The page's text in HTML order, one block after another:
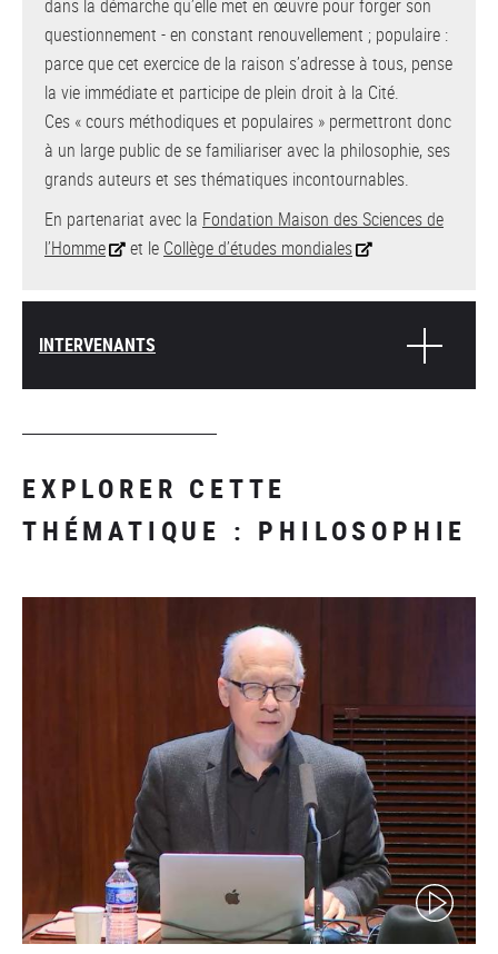
dans la démarche qu’elle met en œuvre pour forger son
questionnement - en constant renouvellement ; populaire :
parce que cet exercice de la raison s’adresse à tous, pense
la vie immédiate et participe de plein droit à la Cité.
Ces « cours méthodiques et populaires » permettront donc
à un large public de se familiariser avec la philosophie, ses
grands auteurs et ses thématiques incontournables.
En partenariat avec la Fondation Maison des Sciences de
l’Homme
et le Collège d’études mondiales
INTERVENANTS
EXPLORER CETTE
THÉMATIQUE : PHILOSOPHIE
(video)